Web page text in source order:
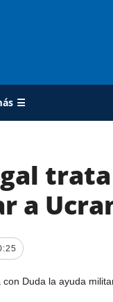
☰
AGENCIA
contacto
servicios
a